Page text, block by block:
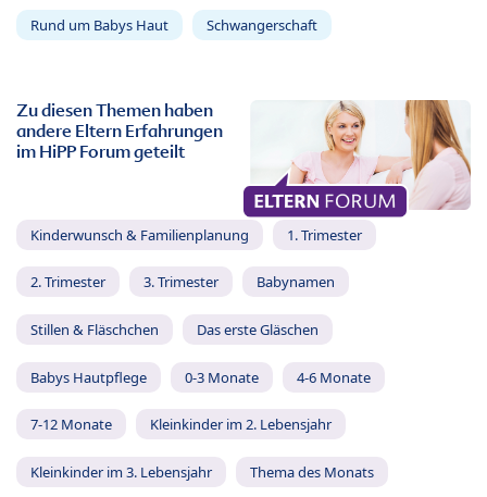
Rund um Babys Haut Schwangerschaft
Zu diesen Themen haben
andere Eltern Erfahrungen
im HiPP Forum geteilt
Kinderwunsch & Familienplanung 1. Trimester
2. Trimester 3. Trimester Babynamen
Stillen & Fläschchen Das erste Gläschen
Babys Hautpflege 0-3 Monate 4-6 Monate
7-12 Monate Kleinkinder im 2. Lebensjahr
Kleinkinder im 3. Lebensjahr Thema des Monats